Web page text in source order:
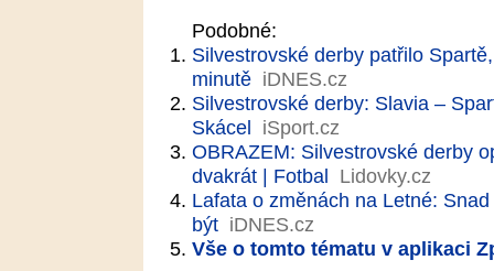
Podobné:
Silvestrovské derby patřilo
minutě iDNES.cz
Silvestrovské derby: Slavia –
Skácel iSport.cz
OBRAZEM: Silvestrovské derby
dvakrát | Fotbal Lidovky.cz
Lafata o změnách na Letné:
být iDNES.cz
Vše o tomto tématu v aplikaci